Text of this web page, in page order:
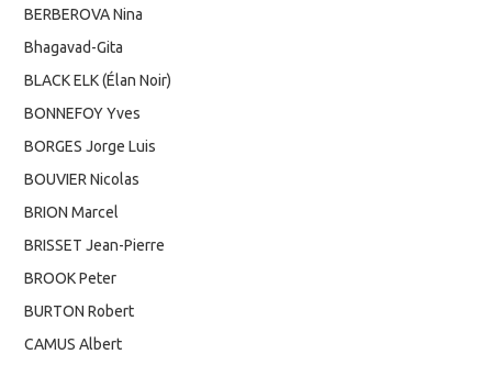
BERBEROVA Nina
Bhagavad-Gita
BLACK ELK (Élan Noir)
BONNEFOY Yves
BORGES Jorge Luis
BOUVIER Nicolas
BRION Marcel
BRISSET Jean-Pierre
BROOK Peter
BURTON Robert
CAMUS Albert